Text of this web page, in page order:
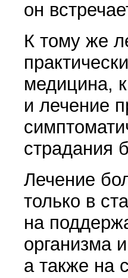
он
К тому же
медицина,
и лечение
страдания
Лечение
только в
на
организма
а также на